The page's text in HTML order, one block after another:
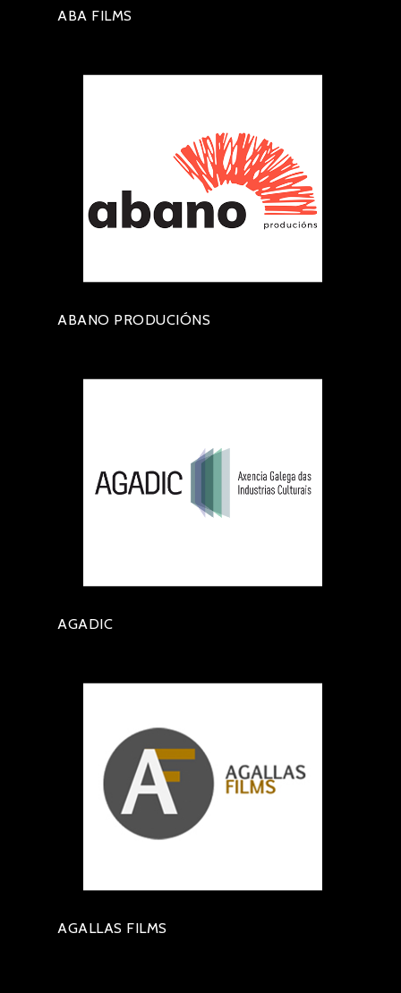
ABA FILMS
ABANO PRODUCIÓNS
AGADIC
AGALLAS FILMS